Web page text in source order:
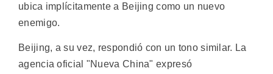
ubica implícitamente a Beijing como un nuevo
enemigo.
Beijing, a su vez, respondió con un tono similar. La
agencia oficial "Nueva China" expresó